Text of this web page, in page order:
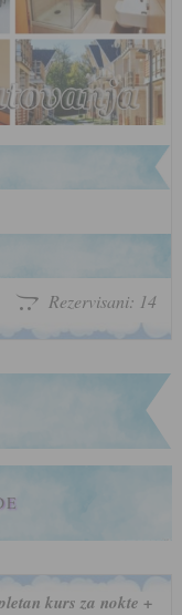
Rezervisani: 14
kurs za nokte +